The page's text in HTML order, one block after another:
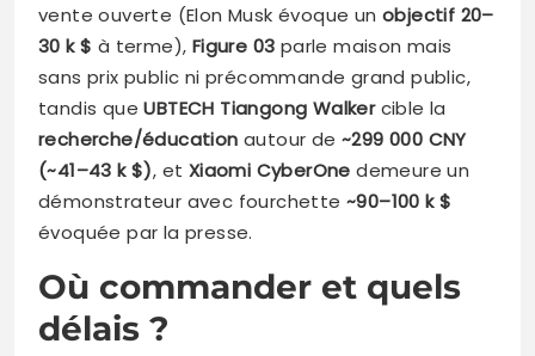
vente ouverte (Elon Musk évoque un objectif 20–
30 k $ à terme), Figure 03 parle maison mais
sans prix public ni précommande grand public,
tandis queUBTECH Tiangong Walkercible la
recherche/éducation autour de~299 000 CNY
(~41–43 k $), et Xiaomi CyberOne demeure un
démonstrateur avec fourchette ~90–100 k $
évoquée par la presse.
Où commander et quels
délais ?